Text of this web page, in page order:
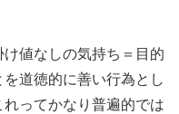
値なしの気持ち＝目的
道徳的に善い行為とし
ってかなり普遍的では